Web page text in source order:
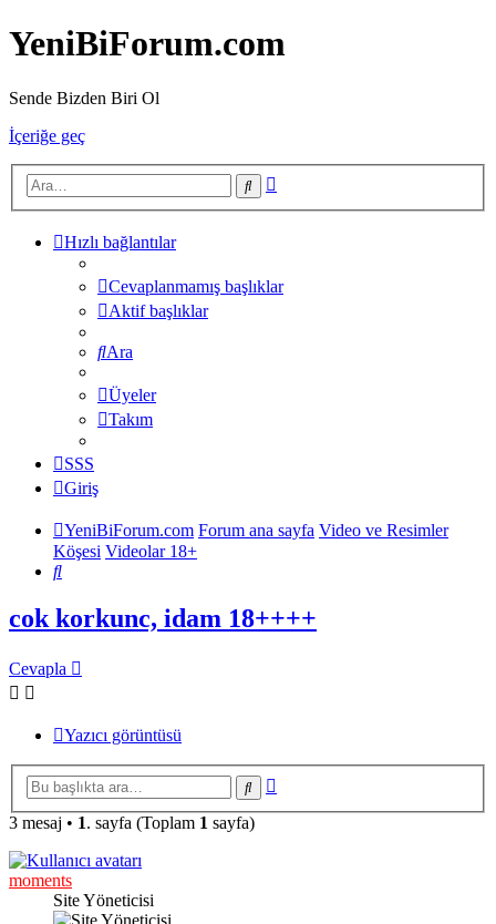
YeniBiForum.com
Sende Bizden Biri Ol
İçeriğe geç
Ara
Hızlı bağlantılar
Cevaplanmamış başlıklar
Aktif başlıklar
Ara
Üyeler
Takım
SSS
Giriş
YeniBiForum.com Forum ana sayfa Video ve Resimler
Köşesi Videolar 18+
Ara
cok korkunc, idam 18++++
Cevapla
Yazıcı görüntüsü
Ara
3 mesaj • 1. sayfa (Toplam 1 sayfa)
moments
Site Yöneticisi